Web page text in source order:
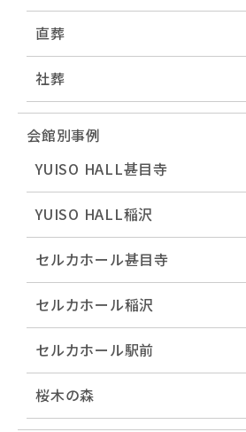
直葬
社葬
会館別事例
YUISO HALL甚目寺
YUISO HALL稲沢
セルカホール甚目寺
セルカホール稲沢
セルカホール駅前
桜木の森